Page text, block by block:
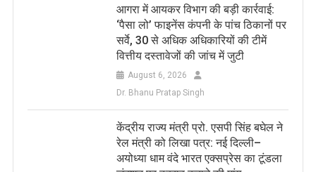
आगरा में आयकर विभाग की बड़ी कार्रवाई:
‘पैसा लो’ फाइनेंस कंपनी के पांच ठिकानों पर
सर्वे, 30 से अधिक अधिकारियों की टीमें
वित्तीय दस्तावेजों की जांच में जुटी
August 6, 2026
Dr. Bhanu Pratap Singh
केंद्रीय राज्य मंत्री प्रो. एसपी सिंह बघेल ने
रेल मंत्री को लिखा पत्र: नई दिल्ली–
अयोध्या धाम वंदे भारत एक्सप्रेस का टूंडला